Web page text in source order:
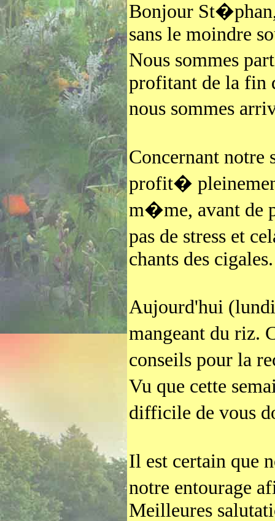
Bonjour
sans le moindre
Nous sommes
profitant de la fin
nous sommes
Concernant
profit�
m�me, avant de
pas de stress et
chants des cigales.
Aujourd'hui
mangeant du riz.
conseils pour la
Vu que cette
difficile de vous
Il est certain que
notre entourage
Meilleures